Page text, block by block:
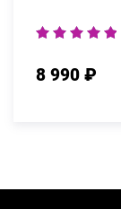
8 990 ₽